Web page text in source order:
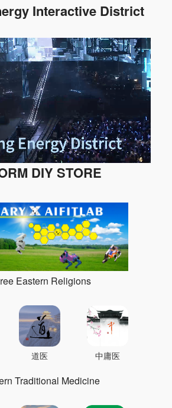
Interactive District
DIY STORE
Eastern Religions
道医 中庸医
Traditional Medicine